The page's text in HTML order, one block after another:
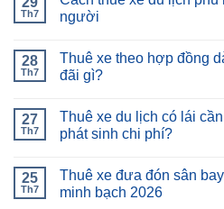
Th7
người
28
Th7
Thuê xe theo hợp đồng
đãi gì?
27
Th7
Thuê xe du lịch có lái
phát sinh chi phí?
25
Th7
Thuê xe đưa đón sân
minh bạch 2026